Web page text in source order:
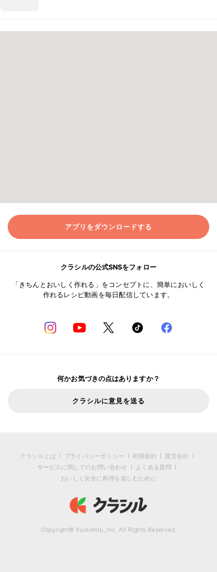
アプリをダウンロードする
クラシルの公式SNSをフォロー
「きちんとおいしく作れる」をコンセプトに、簡単においしく
作れるレシピ動画を毎日配信しています。
何かお気づきの点はありますか？
クラシルに意見を送る
クラシルとは プライバシーポリシー 利用規約
運営会社
サービスに関してのお問い合わせ
よくある質問
おいしく安全に料理を楽しむために
Copyright© Kurashiru, Inc. All Rights Reserved.